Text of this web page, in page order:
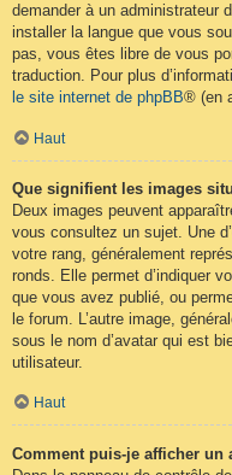
demander à un administrateur
installer la langue que vous
pas, vous êtes libre de vous
traduction. Pour plus
le site internet de phpBB® (en
Haut
Que signifient les images
Deux images peuvent
vous consultez un sujet. Une
votre rang, généralement
ronds. Elle permet d’indiquer
que vous avez publié, ou
le forum. L’autre image,
sous le nom d’avatar qui est
utilisateur.
Haut
Comment puis-je afficher un